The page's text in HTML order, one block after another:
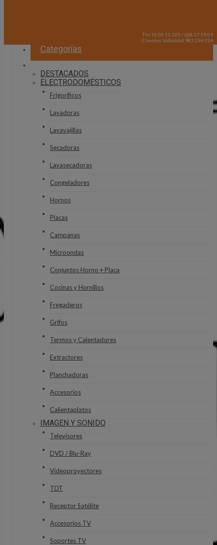
Tfn 91 00 11 123 / 628 27 59 09
Clientes Valladolid 983 296 314
Categorías
DESTACADOS
ELECTRODOMÉSTICOS
Frigoríficos
Lavadoras
Lavavajillas
Secadoras
Lavasecadoras
Congeladores
Hornos
Placas
Campanas
Microondas
Conjuntos Horno + Placa
Cocinas y Hornillos
Fregaderos
Grifos
Termos y Calentadores
Extractores
Planchadoras
Accesorios
Calientaplatos
IMAGEN Y SONIDO
Televisores
DVD / Blu-Ray
Videoproyectores
TDT
Receptor Satélite
Accesorios TV
Soportes TV